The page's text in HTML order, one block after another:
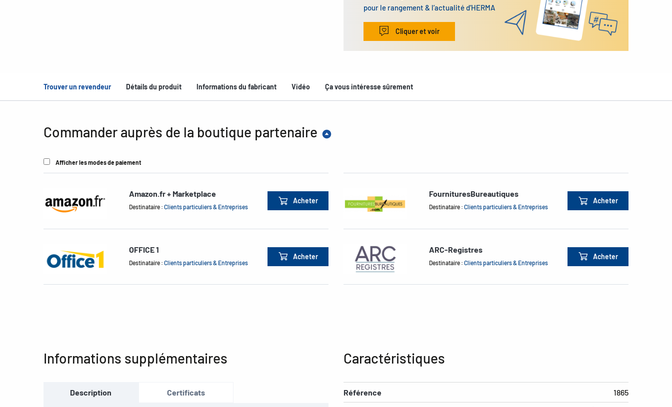
pour le rangement & l’actualité d’HERMA
Cliquer et voir
Trouver un revendeur Détails du produit Informations du fabricant Vidéo Ça vous intéresse sûrement
Commander auprès de la boutique partenaire
Afficher les modes de paiement
Amazon.fr + Marketplace
Destinataire : Clients particuliers & Entreprises
Acheter
FournituresBureautiques
Destinataire : Clients particuliers & Entreprises
Acheter
OFFICE 1
Destinataire : Clients particuliers & Entreprises
Acheter
ARC-Registres
Destinataire : Clients particuliers & Entreprises
Acheter
Informations supplémentaires
Description Certificats
Caractéristiques
Référence 1865